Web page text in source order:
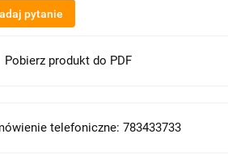
pytanie
Pobierz produkt do PDF
telefoniczne: 783433733